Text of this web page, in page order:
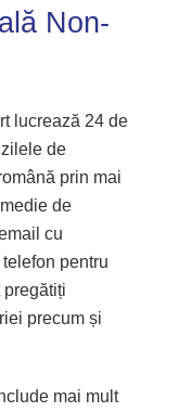
Non-
lucrează 24 de
de
prin mai
de
cu
pentru
precum și
mai mult